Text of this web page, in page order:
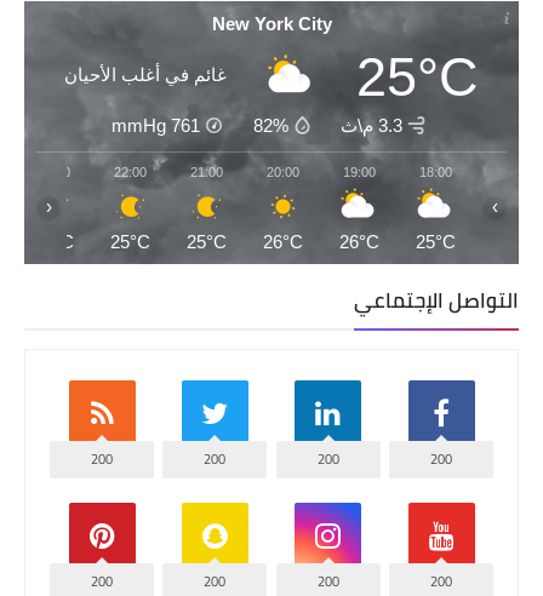
New York City
25°C غائم في أغلب الأحيان
3.3 م\ث 82%
761
mmHg
18:00
25°C
19:00
26°C
20:00
26°C
21:00
25°C
22:00
25°C
23:00
25°C
‹ ›
التواصل الإجتماعي
200
200
200
200
200
200
200
200